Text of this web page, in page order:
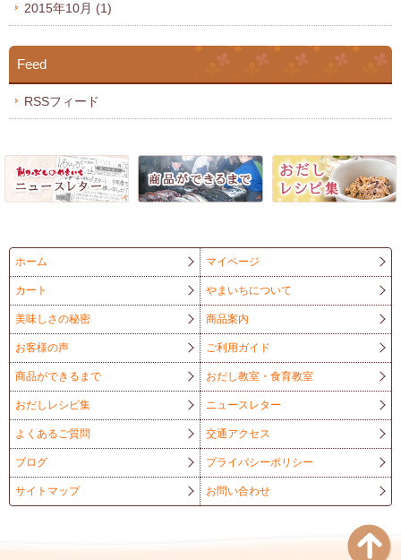
2015年10月 (1)
Feed
RSSフィード
ホーム マイページ
カート やまいちについて
美味しさの秘密 商品案内
お客様の声 ご利用ガイド
商品ができるまで おだし教室・食育教室
おだしレシピ集 ニュースレター
よくあるご質問 交通アクセス
ブログ プライバシーポリシー
サイトマップ お問い合わせ